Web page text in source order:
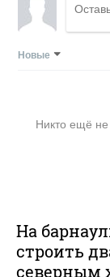
Новые
Никто ещё не
На
строить
северным